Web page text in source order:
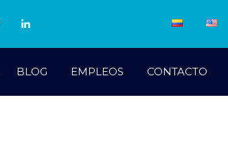
BLOG EMPLEOS CONTACTO